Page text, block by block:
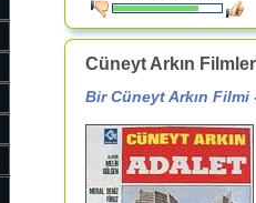
Cüneyt Arkın
Bir Cüneyt Arkın Filmi